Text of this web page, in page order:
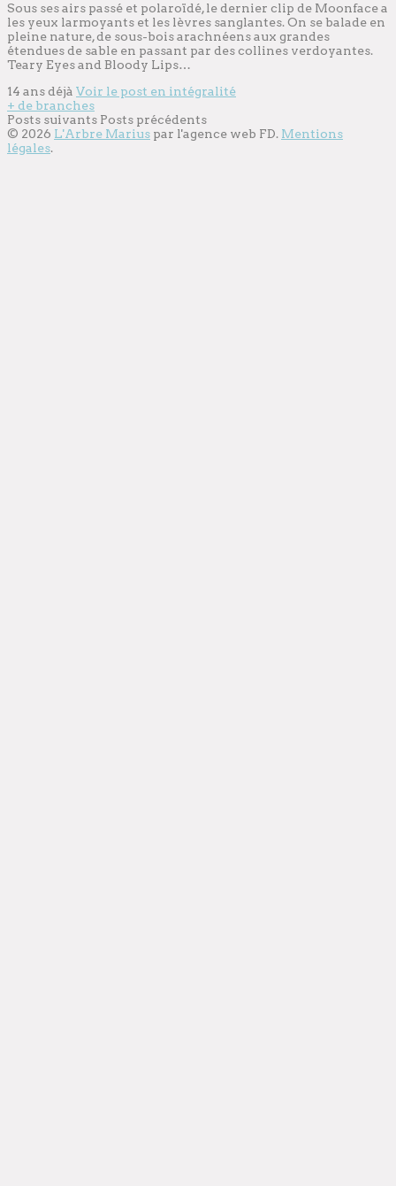
Sous ses airs passé et polaroïdé, le dernier clip de Moonface a
les yeux larmoyants et les lèvres sanglantes. On se balade en
pleine nature, de sous-bois arachnéens aux grandes
étendues de sable en passant par des collines verdoyantes.
Teary Eyes and Bloody Lips…
14 ans déjà Voir le post en intégralité
+ de branches
Posts suivants Posts précédents
© 2026 L'Arbre Marius par l'agence web FD. Mentions
légales.